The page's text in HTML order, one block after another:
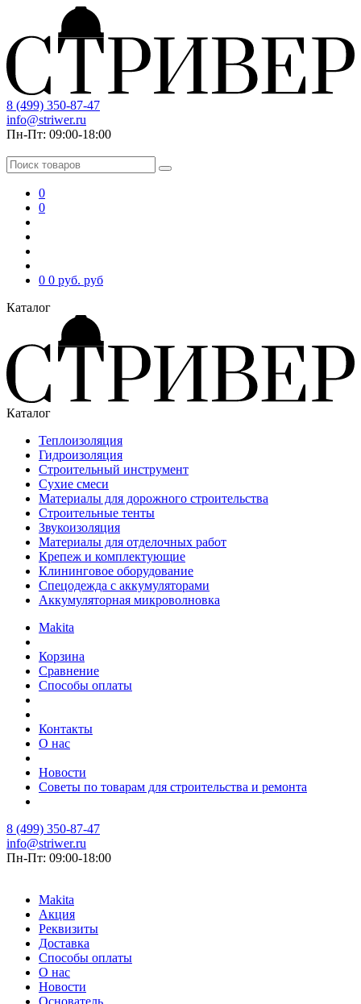
8 (499) 350-87-47
info@striwer.ru
Пн-Пт: 09:00-18:00
0
0
0 0 руб. руб
Каталог
Каталог
Теплоизоляция
Гидроизоляция
Строительный инструмент
Сухие смеси
Материалы для дорожного строительства
Строительные тенты
Звукоизоляция
Материалы для отделочных работ
Крепеж и комплектующие
Клининговое оборудование
Спецодежда с аккумуляторами
Аккумуляторная микроволновка
Makita
Корзина
Сравнение
Способы оплаты
Контакты
О нас
Новости
Советы по товарам для строительства и ремонта
8 (499) 350-87-47
info@striwer.ru
Пн-Пт: 09:00-18:00
Makita
Акция
Реквизиты
Доставка
Способы оплаты
О нас
Новости